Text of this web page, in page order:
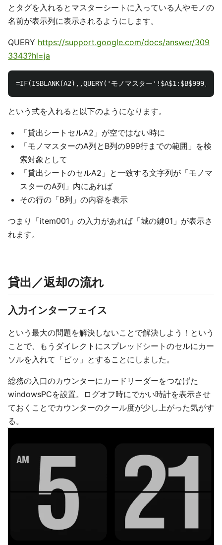
とタグを入れるとマスターシートに入っている人やモノの
名前が表示列に表示されるようにします。
QUERY https://support.google.com/docs/answer/309
3343?hl=ja
という式を入れると以下のようになります。
「貸出シートセルA2」が空ではない時に
「モノマスターのA列とB列の999行までの範囲」を検
索対象として
「貸出シートのセルA2」と一致する文字列が「モノマ
スターのA列」内にあれば
その行の「B列」の内容を表示
つまり「item001」の入力があれば「城の鍵01」が表示さ
れます。
貸出／返却の流れ
入力インターフェイス
という最大の問題を解決しないことで解決しよう！という
ことで、もうダイレクトにスプレッドシートのセルにカー
ソルを入れて「ピッ」とすることにしました。
総務の入口のカウンターにカードリーダーをつなげた
windowsPCを設置。ログオフ時にでかい時計を表示させ
ておくことでカウンターのクール度が少し上がった気がす
る。